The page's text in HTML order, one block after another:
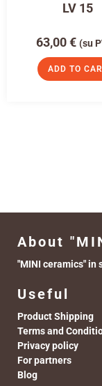
LV 15
63,00€ (su
ADD TO
About
"MINI ceramics" in
Useful
Product Shipping
Terms and
Privacy policy
For partners
Blog